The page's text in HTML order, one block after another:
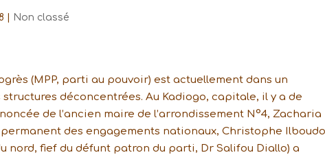
Non classé
(MPP, parti au pouvoir) est actuellement dans un
déconcentrées. Au Kadiogo, capitale, il y a de
de l’ancien maire de l’arrondissement N°4, Zacharia
des engagements nationaux, Christophe
nord, fief du défunt patron du parti, Dr Salifou Diallo) a